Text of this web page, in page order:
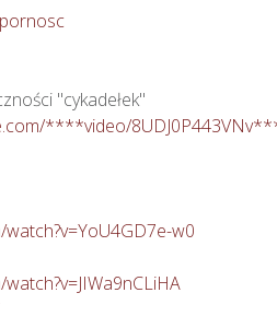
"cykadełek"
****video/
w0